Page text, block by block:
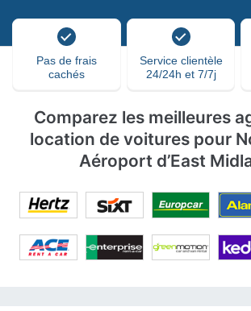
Pas de frais
cachés
Service clientèle
24/24h et 7/7j
Comparez les meilleures
location de voitures pour
Aéroport d’East